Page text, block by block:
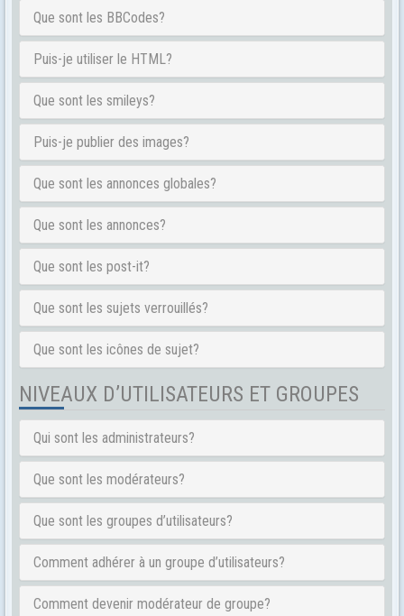
Que sont les BBCodes?
Puis-je utiliser le HTML?
Que sont les smileys?
Puis-je publier des images?
Que sont les annonces globales?
Que sont les annonces?
Que sont les post-it?
Que sont les sujets verrouillés?
Que sont les icônes de sujet?
NIVEAUX D’UTILISATEURS ET GROUPES
Qui sont les administrateurs?
Que sont les modérateurs?
Que sont les groupes d’utilisateurs?
Comment adhérer à un groupe d’utilisateurs?
Comment devenir modérateur de groupe?